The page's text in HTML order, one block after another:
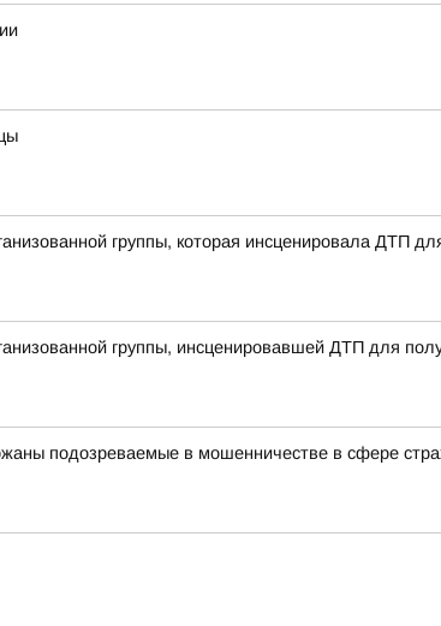
группы, которая инсценировала ДТП
группы, инсценировавшей ДТП для
подозреваемые в мошенничестве в сфере